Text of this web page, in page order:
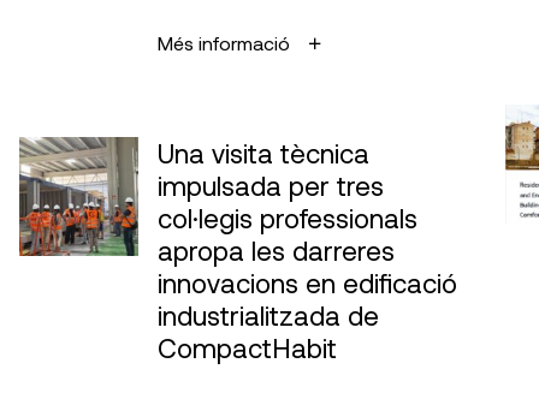
Més informació
Una visita tècnica
impulsada per tres
col·legis professionals
apropa les darreres
innovacions en edificació
industrialitzada de
CompactHabit